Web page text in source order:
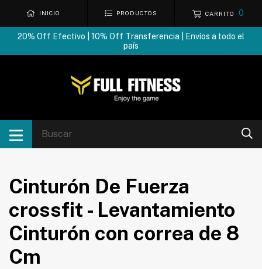
INICIO PRODUCTOS CARRITO 0
20% Off Efectivo | 10% Off Transferencia | Envíos a todo el
país
Cinturón De Fuerza
crossfit - Levantamiento
Cinturón con correa de 8
Cm